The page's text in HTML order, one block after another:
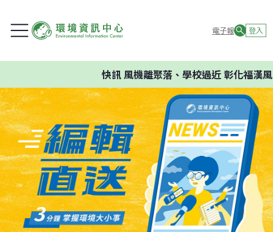
電子報 登入
快訊風機離聚落、學校過近 彰化福漢風